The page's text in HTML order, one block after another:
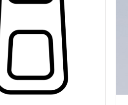
PRODUKT
WEIST
MEHRERE
VARIANTEN
AUF.
DIE
OPTIONEN
KÖNNEN
AUF
DER
PRODUKTSEITE
GEWÄHLT
WERDEN